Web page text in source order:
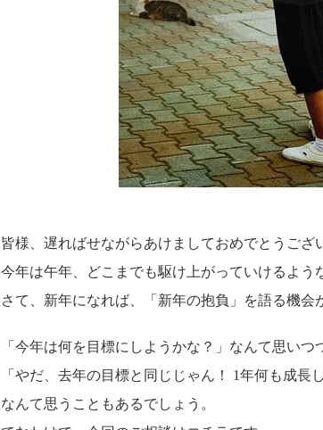
皆様、遅ればせながらあけましておめでとうござ
今年は午年、どこまでも駆け上がっていけるよう
さて、新年になれば、「新年の抱負」を語る機会
「今年は何を目標にしようかな？」なんて思いつ
「やだ、去年の目標と同じじゃん！ 1年何も成長
なんて思うこともあるでしょう。